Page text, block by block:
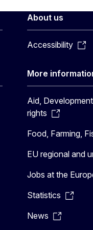
About us
Accessibility
More
Aid,
rights
Food, Farming,
EU regional and
Jobs at the
Statistics
News